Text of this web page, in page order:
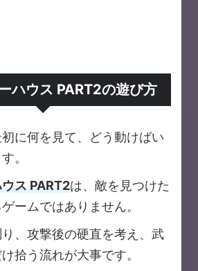
ハウス PART2の遊び方
に何を見て、どう動けばい
。
ス PART2は、敵を見つけた
ームではありません。
、攻撃後の硬直を考え、武
拾う流れが大事です。